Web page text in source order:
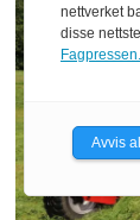
nettverket
disse
Avvis